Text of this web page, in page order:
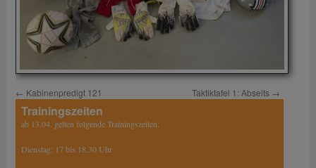
← Kabinenpredigt 121 Taktiktafel 1: Abseits →
Trainingszeiten
ab 13.04. gelten folgende Trainingszeiten:
Dienstag: 17 bis 18.30 Uhr